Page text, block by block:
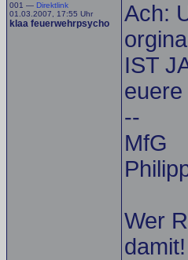
001 — Direktlink
01.03.2007, 17:55 Uhr
klaa feuerwehrpsycho
Ach:
IST
--
MfG
Wer
damit!